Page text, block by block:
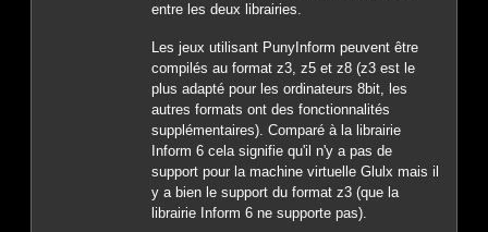
entre les deux librairies.
Les jeux utilisant PunyInform peuvent être
compilés au format z3, z5 et z8 (z3 est le
plus adapté pour les ordinateurs 8bit, les
autres formats ont des fonctionnalités
supplémentaires). Comparé à la librairie
Inform 6 cela signifie qu'il n'y a pas de
support pour la machine virtuelle Glulx mais il
y a bien le support du format z3 (que la
librairie Inform 6 ne supporte pas).